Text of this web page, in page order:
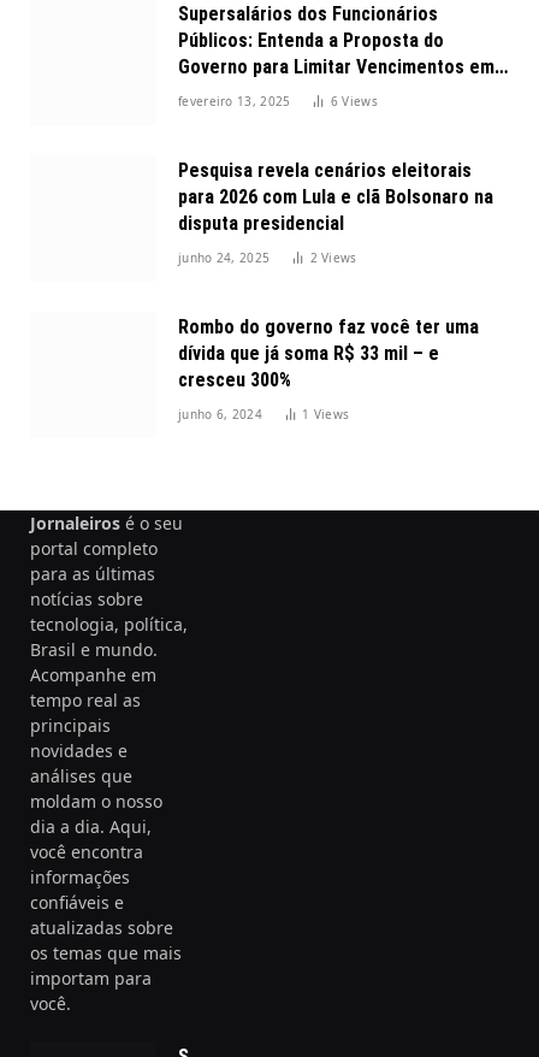
Supersalários dos Funcionários
Públicos: Entenda a Proposta do
Governo para Limitar Vencimentos em
2025
fevereiro 13, 2025 6Views
Pesquisa revela cenários eleitorais
para 2026 com Lula e clã Bolsonaro na
disputa presidencial
junho 24, 2025 2Views
Rombo do governo faz você ter uma
dívida que já soma R$ 33 mil – e
cresceu 300%
junho 6, 2024 1 Views
Jornaleiros é o seu
portal completo
para as últimas
notícias sobre
tecnologia, política,
Brasil e mundo.
Acompanhe em
tempo real as
principais
novidades e
análises que
moldam o nosso
dia a dia. Aqui,
você encontra
informações
confiáveis e
atualizadas sobre
os temas que mais
importam para
você.